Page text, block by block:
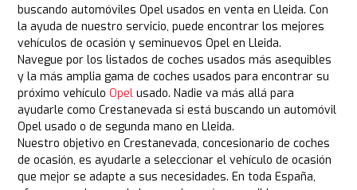
buscando automóviles Opel usados en venta en Lleida. Con
la ayuda de nuestro servicio, puede encontrar los mejores
vehículos de ocasión y seminuevos Opel en Lleida.
Navegue por los listados de coches usados más asequibles
y la más amplia gama de coches usados para encontrar su
próximo vehículoOpel usado. Nadie va más allá para
ayudarle como Crestanevada si está buscando un automóvil
Opel usado o de segunda mano en Lleida.
Nuestro objetivo en Crestanevada, concesionario de coches
de ocasión, es ayudarle a seleccionar el vehículo de ocasión
que mejor se adapte a sus necesidades. En toda España,